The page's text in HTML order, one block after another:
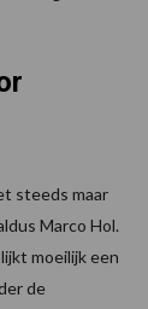
steeds maar
Marco Hol.
moeilijk een
de